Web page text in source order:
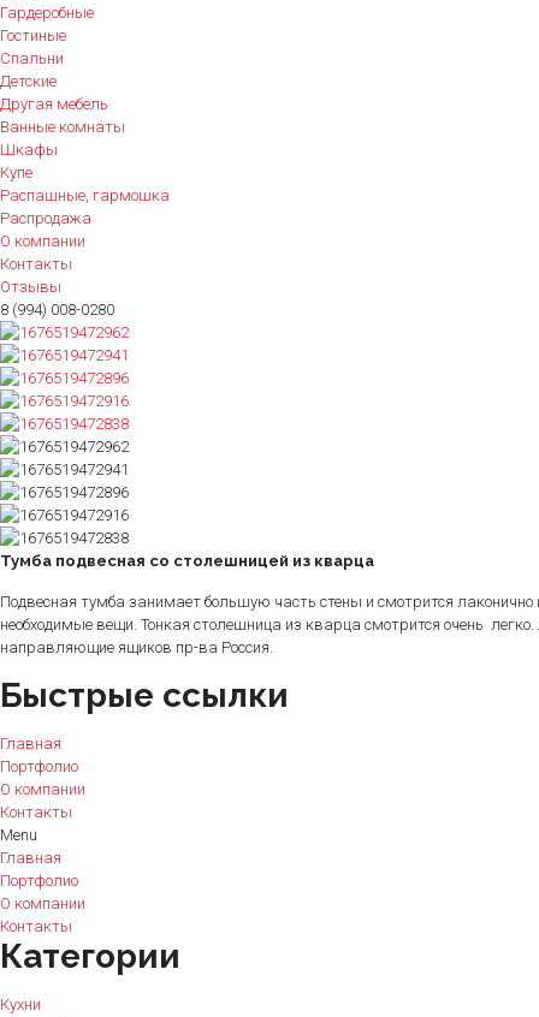
Гардеробные
Гостиные
Спальни
Детские
Другая мебель
Ванные комнаты
Шкафы
Купе
Распашные, гармошка
Распродажа
О компании
Контакты
Отзывы
8 (994) 008-0280
Тумба подвесная со столешницей из кварца
Подвесная тумба занимает большую часть стены и смотрится
необходимые вещи. Тонкая столешница из кварца смотрится очень
направляющие ящиков пр-ва Россия.
Быстрые ссылки
Главная
Портфолио
О компании
Контакты
Menu
Главная
Портфолио
О компании
Контакты
Категории
Кухни